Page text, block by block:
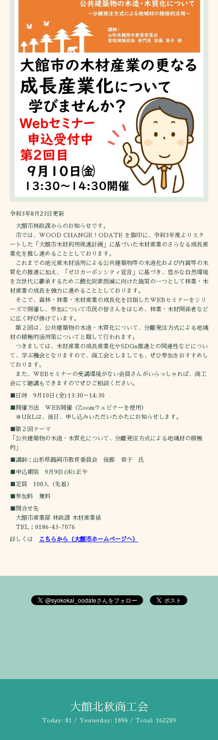
令和3年8月23日更新
大館市林政課からのお知らせです。
市では、WOOD CHANGE！ODATE を旗印に、令和3年度よりスタ
ートした「大館市木材利用促進計画」に基づいた木材産業のさらなる成長産
業化を推し進めることとしております。
これまでの地元産木材活用による公共建築物等の木造化および内装等の木
質化の推進に加え、「ゼロカーボンシティ宣言」に基づき、豊かな自然環境
を次世代に継承するため二酸化炭素削減に向けた施策の一つとして林業・木
材産業の成長を強力に進めることとしております。
そこで、森林・林業・木材産業の成長化を目指したWEBセミナーをシリ
ーズで開催し、参加について市民の皆さんをはじめ、林業・木材関係者など
に広く呼び掛けています。
第２回は、公共建築物の木造・木質化について、分離発注方式による地域
材の積極的活用策についてと題して行われます。
つきましては、木材産業の成長産業化やSDGs推進との関連性などについ
て、学ぶ機会となりますので、商工会としましても、ぜひ参加をおすすめし
ております。
また、WEBセミナーの受講環境がない会員さんがいらっしゃれば、商工
会にて聴講もできますのでぜひご相談ください。
■日時 9月10日(金)13:30～14:30
■開催方法 WEB開催（Zoomウェビナーを使用）
※URLは、後日、申し込みいただいたかたにお知らせします。
■第２回テーマ
「公共建築物の木造・木質化について、分離発注方式による地域材の積極
的」
■講師：山形県鶴岡市教育委員会 後藤 章子 氏
■申込期限 9月9㈰(㈭)正午
■定員 100人（先着）
■参加料 無料
■問合せ先
大館市産業部 林政課 木材産業係
TEL：0186-43-7076
詳しくは こちらから（大館市ホームページへ）
大館北秋商工会
Today: 81 / Yesterday: 1896 / Total: 162289